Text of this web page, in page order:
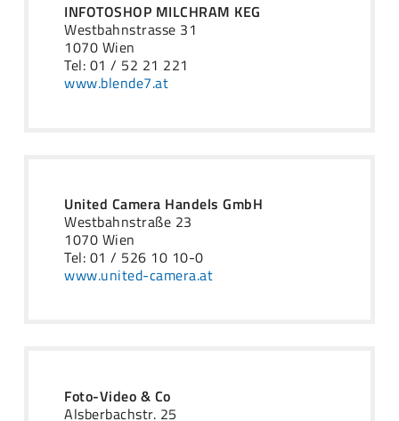
INFOTOSHOP MILCHRAM KEG
Westbahnstrasse 31
1070 Wien
Tel: 01 / 52 21 221
www.blende7.at
United Camera Handels GmbH
Westbahnstraße 23
1070 Wien
Tel: 01 / 526 10 10-0
www.united-camera.at
Foto-Video & Co
Alsberbachstr. 25